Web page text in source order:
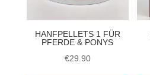
HANFPELLETS 1 FÜR
PFERDE & PONYS
€29.90